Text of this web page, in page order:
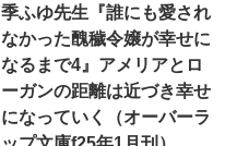
季ふゆ先生『誰にも愛され
なかった醜穢令嬢が幸せに
なるまで4』アメリアとロ
ーガンの距離は近づき幸せ
になっていく（オーバーラ